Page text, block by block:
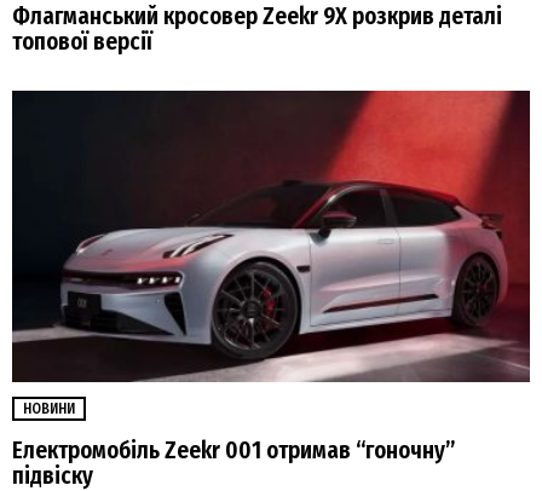
Флагманський кросовер Zeekr 9Х розкрив деталі
топової версії
НОВИНИ
Електромобіль Zeekr 001 отримав “гоночну”
підвіску